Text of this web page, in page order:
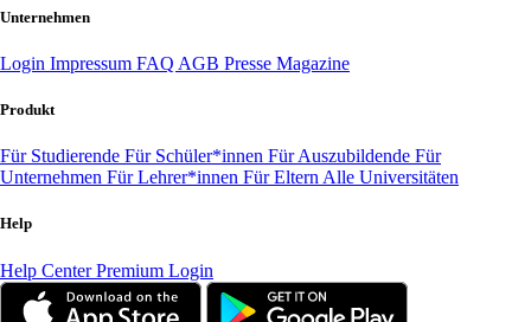
Unternehmen
Login Impressum FAQ AGB Presse Magazine
Produkt
Für Studierende Für Schüler*innen Für Auszubildende Für
Unternehmen Für Lehrer*innen Für Eltern Alle Universitäten
Help
Help CenterPremium Login